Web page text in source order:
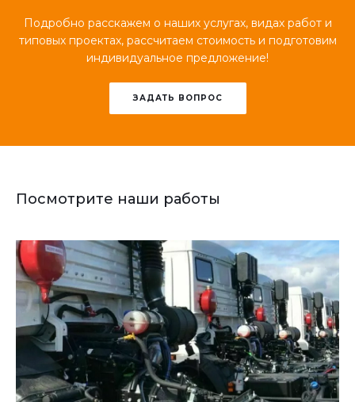
Подробно расскажем о наших услугах, видах работ и
типовых проектах, рассчитаем стоимость и подготовим
индивидуальное предложение!
ЗАДАТЬ ВОПРОС
Посмотрите наши работы